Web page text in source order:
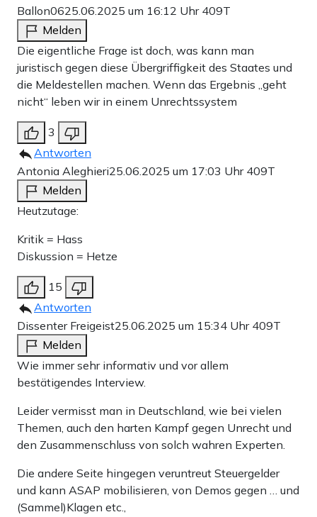
Ballon0625.06.2025 um 16:12 Uhr 409T
Melden
Die eigentliche Frage ist doch, was kann man
juristisch gegen diese Übergriffigkeit des Staates und
die Meldestellen machen. Wenn das Ergebnis „geht
nicht“ leben wir in einem Unrechtssystem
3
Antworten
Antonia Aleghieri25.06.2025 um 17:03 Uhr 409T
Melden
Heutzutage:
Kritik = Hass
Diskussion = Hetze
15
Antworten
Dissenter Freigeist25.06.2025 um 15:34 Uhr 409T
Melden
Wie immer sehr informativ und vor allem
bestätigendes Interview.
Leider vermisst man in Deutschland, wie bei vielen
Themen, auch den harten Kampf gegen Unrecht und
den Zusammenschluss von solch wahren Experten.
Die andere Seite hingegen veruntreut Steuergelder
und kann ASAP mobilisieren, von Demos gegen … und
(Sammel)Klagen etc.,